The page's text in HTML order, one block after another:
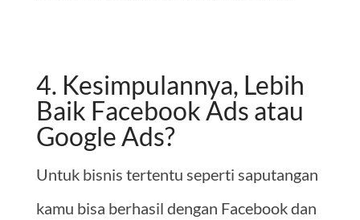
4. Kesimpulannya, Lebih
Baik Facebook Ads atau
Google Ads?
Untuk bisnis tertentu seperti saputangan
kamu bisa berhasil dengan Facebook dan